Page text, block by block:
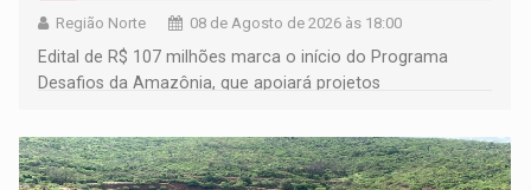
Região Norte 08 de Agosto de 2026 às 18:00
Edital de R$ 107 milhões marca o início do Programa
Desafios da Amazônia, que apoiará projetos
submissão de pré-propostas poderá ser feita até 1º de
setembro